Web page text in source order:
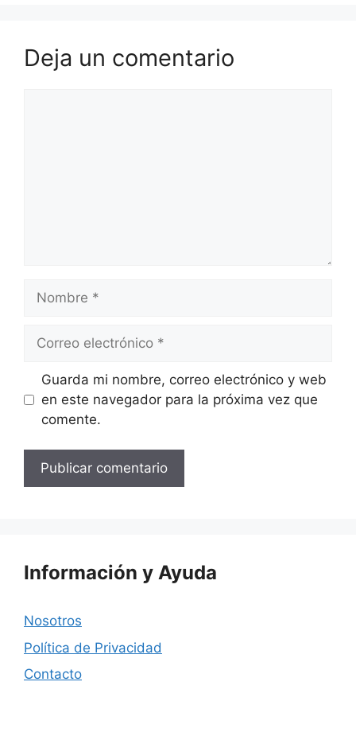
Deja un comentario
electrónico
WebGuarda mi nombre, correo electrónico y web
en este navegador para la próxima vez que
comente.
Información y Ayuda
Nosotros
Política de Privacidad
Contacto